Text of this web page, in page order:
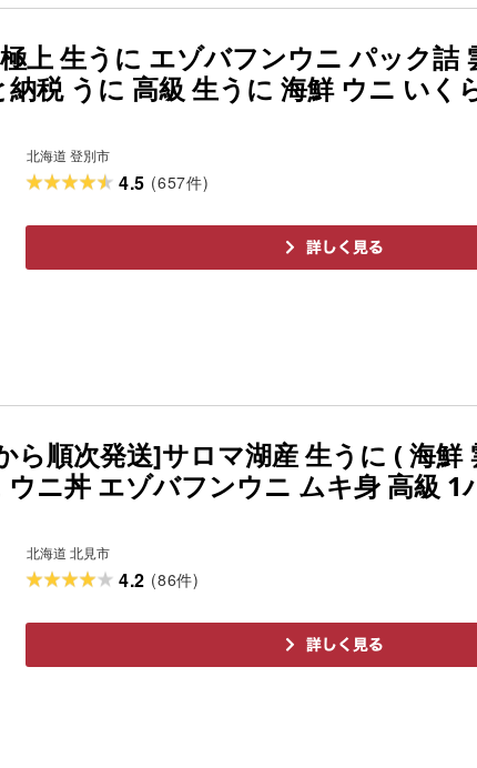
上 生うに エゾバフンウニ パック詰
税 うに 高級 生うに 海鮮 ウニ いく
北海道 登別市
4.5 (657件)
ら順次発送]サロマ湖産 生うに ( 海鮮
ニ丼 エゾバフンウニ ムキ身 高級 1
北海道 北見市
4.2 (86件)